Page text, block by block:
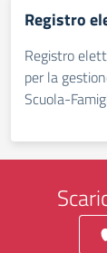
Registro
Registro
per la
Scuola-